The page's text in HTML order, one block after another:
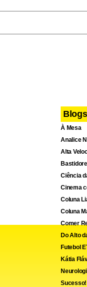
À Mesa
Analice
Alta
Ciência
Cinema
Coluna
Coluna
Comer
Do Alto
Futebol
Kátia
Sucesso!